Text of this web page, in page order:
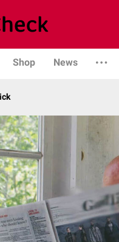
Shop News